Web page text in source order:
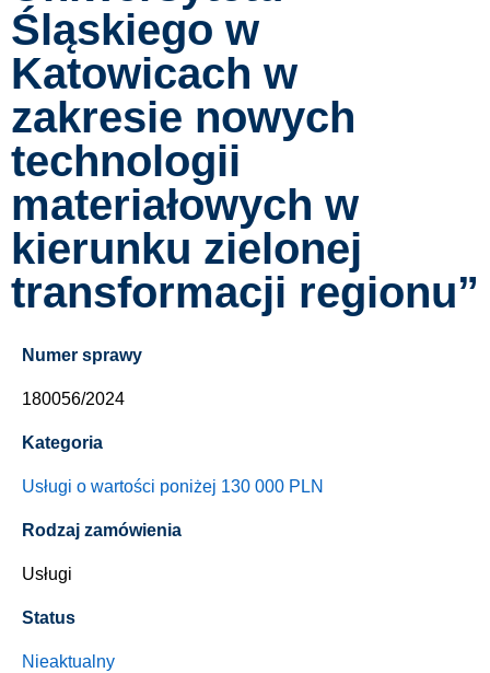
Śląskiego w
Katowicach w
zakresie nowych
technologii
materiałowych w
kierunku zielonej
transformacji regionu”
Numer sprawy
180056/2024
Kategoria
Usługi o wartości poniżej 130 000 PLN
Rodzaj zamówienia
Usługi
Status
Nieaktualny